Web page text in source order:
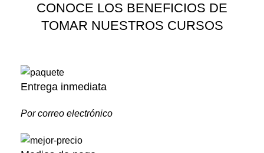
CONOCE LOS BENEFICIOS DE
TOMAR NUESTROS CURSOS
Entrega inmediata
Por correo electrónico